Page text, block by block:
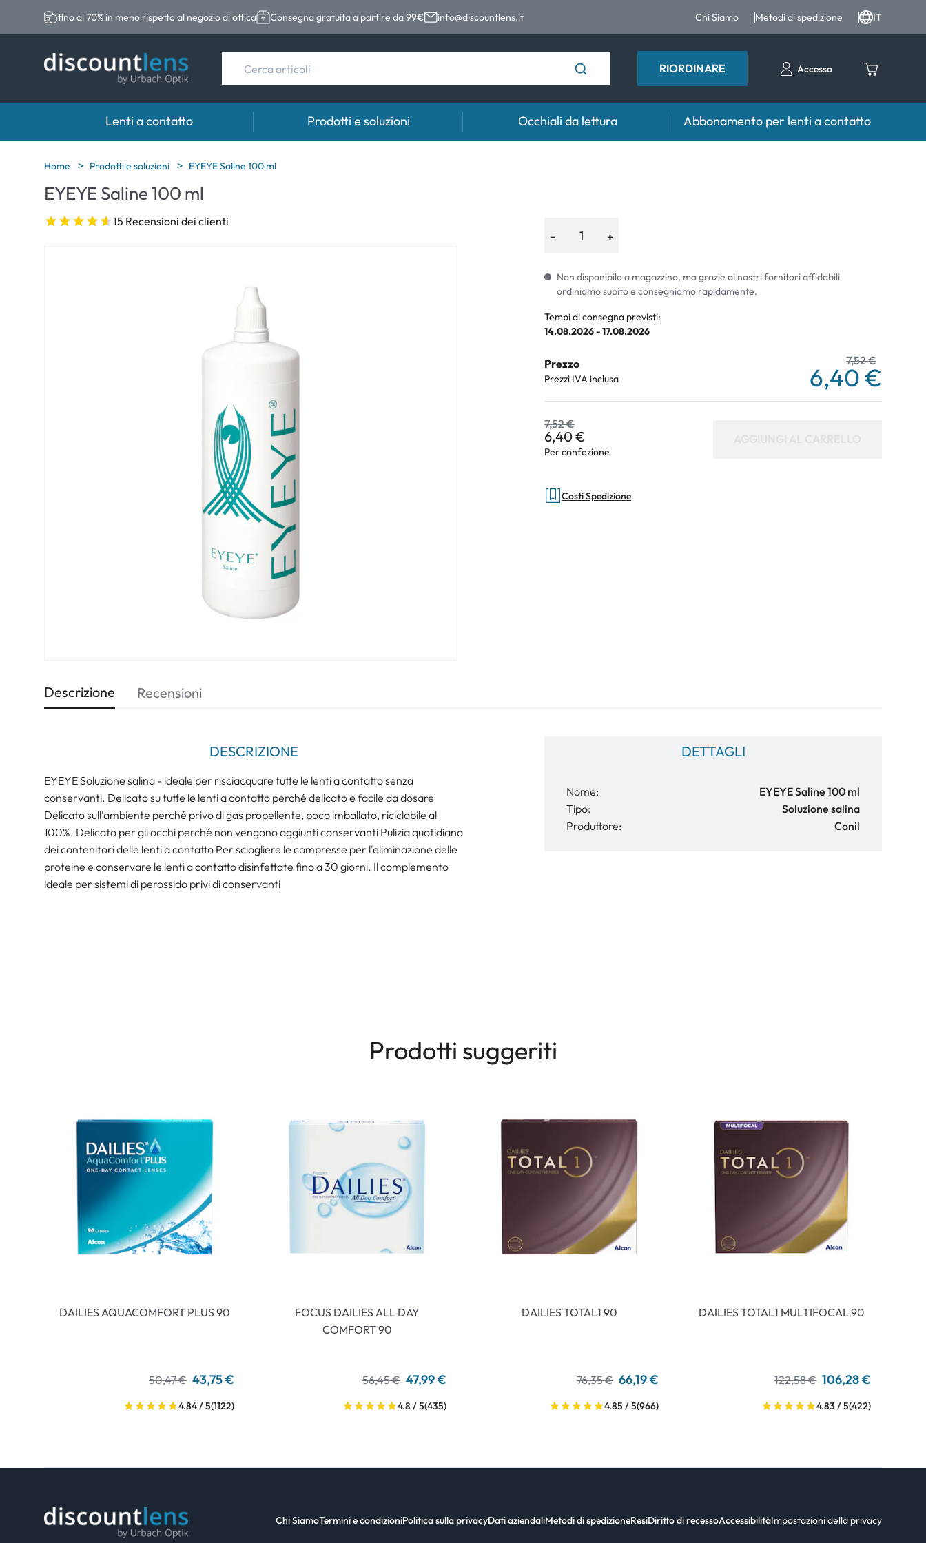
fino al 70% in meno rispetto al negozio di ottica Consegna gratuita a partire da 99€ info@discountlens.it Chi Siamo Metodi di spedizione IT
RIORDINARE Accesso
Lenti a contatto
Marche
Acuvue
Biotrue
Categoria
Lenti toriche
Prodotti e soluzioni
Marche
ReNu
Futuro
Altre marche
% SALDI %
Occhiali da lettura Abbonamento per lenti a contatto
Home Prodotti e soluzioni EYEYE Saline 100 ml
EYEYE Saline 100 ml
15 Recensioni dei clienti
−
+
Non disponibile a magazzino, ma grazie ai nostri fornitori affidabili
ordiniamo subito e consegniamo rapidamente.
Tempi di consegna previsti:
14.08.2026 - 17.08.2026
Prezzo
Prezzi IVA inclusa
7,52 €
6,40 €
7,52 €
6,40 €
Per confezione
Costi Spedizione
Descrizione
DESCRIZIONE
EYEYE Soluzione salina - ideale per risciacquare tutte le lenti a contatto senza
conservanti. Delicato su tutte le lenti a contatto perché delicato e facile da dosare
Delicato sull'ambiente perché privo di gas propellente, poco imballato, riciclabile al
100%. Delicato per gli occhi perché non vengono aggiunti conservanti Pulizia quotidiana
dei contenitori delle lenti a contatto Per sciogliere le compresse per l'eliminazione delle
proteine e conservare le lenti a contatto disinfettate fino a 30 giorni. Il complemento
ideale per sistemi di perossido privi di conservanti
DETTAGLI
Nome:
EYEYE Saline 100 ml
Tipo:
Soluzione salina
Produttore:
Conil
Recensioni
Prodotti suggeriti
DAILIES AQUACOMFORT PLUS 90
50,47 € 43,75 €
4.84 / 5(1122)
FOCUS DAILIES ALL DAY
COMFORT 90
56,45 € 47,99 €
4.8 / 5(435)
DAILIES TOTAL1 90
76,35 € 66,19 €
4.85 / 5(966)
DAILIES TOTAL1 MULTIFOCAL 90
122,58 € 106,28 €
4.83 / 5(422)
Chi SiamoTermini e condizioniPolitica sulla privacyDati aziendaliMetodi di spedizioneResiDiritto di recessoAccessibilitàImpostazioni della privacy